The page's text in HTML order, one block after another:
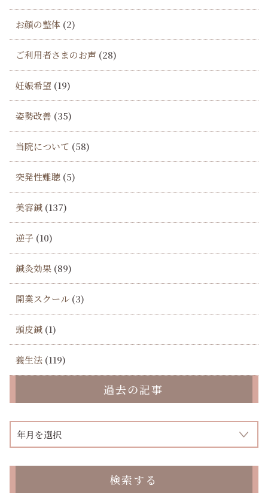
お顔の整体 (2)
ご利用者さまのお声 (28)
妊娠希望 (19)
姿勢改善 (35)
当院について (58)
突発性難聴 (5)
美容鍼 (137)
逆子 (10)
鍼灸効果 (89)
開業スクール (3)
頭皮鍼 (1)
養生法 (119)
過去の記事
検索する